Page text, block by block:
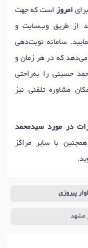
امروز است که جهت
از طریق وب‌سایت و
سامانه نوبت‌دهی
می‌دهد که در هر زمان و
حسینی را به‌راحتی
مشاوره تلفنی نیز
در مورد سیدمحمد
با سایر مراکز
پیروزی
مشهد